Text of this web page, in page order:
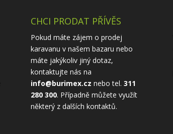
CHCI PRODAT PŘÍVĚS
Pokud máte zájem o prodej
karavanu v našem bazaru nebo
máte jakýkoliv jiný dotaz,
kontaktujte nás na
info@burimex.cz nebo tel. 311
280 300. Případně můžete využít
některý z dalších kontaktů.